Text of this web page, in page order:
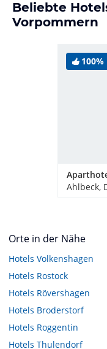
Beliebte
Vorpommern
100%
Ahlbeck,
Orte in der Nähe
Hotels Volkenshagen
Hotels Rostock
Hotels Rövershagen
Hotels Broderstorf
Hotels Roggentin
Hotels Thulendorf